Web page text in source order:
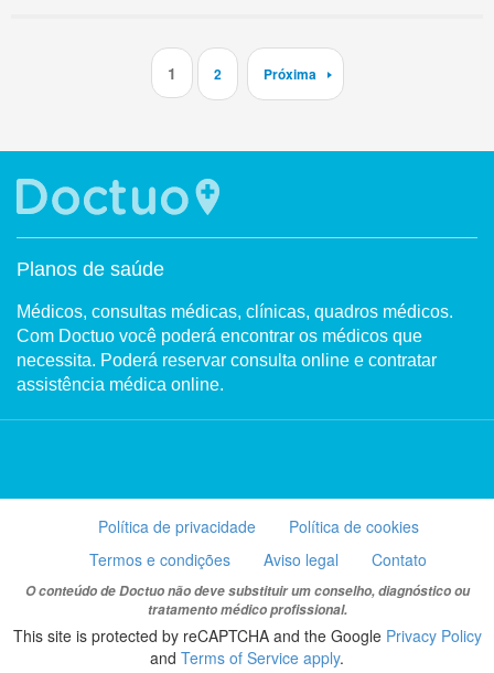
1 2 Próxima
Planos de saúde
Médicos, consultas médicas, clínicas, quadros médicos.
Com Doctuo você poderá encontrar os médicos que
necessita. Poderá reservar consulta online e contratar
assistência médica online.
Política de privacidade
Política de cookies
Termos e condições
Aviso legal Contato
O conteúdo de Doctuo não deve substituir um conselho, diagnóstico ou
tratamento médico profissional.
This site is protected by reCAPTCHA and the Google Privacy Policy
and Terms of Service apply.